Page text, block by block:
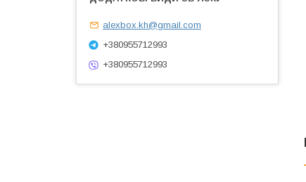
alexbox.kh@gmail.com
+380955712993
+380955712993